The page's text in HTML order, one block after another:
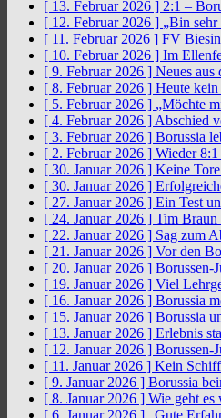
[ 13. Februar 2026 ] 2:1 –
[ 12. Februar 2026 ] „Bin
[ 11. Februar 2026 ] FV
[ 10. Februar 2026 ] Im
[ 9. Februar 2026 ] Neues aus
[ 8. Februar 2026 ] Heute kein
[ 5. Februar 2026 ] „Möchte
[ 4. Februar 2026 ] Abschied
[ 3. Februar 2026 ] Borussia
[ 2. Februar 2026 ] Wieder
[ 30. Januar 2026 ] Keine
[ 30. Januar 2026 ]
[ 27. Januar 2026 ] Ein Test
[ 24. Januar 2026 ] Tim Braun
[ 22. Januar 2026 ] Sag zum
[ 21. Januar 2026 ] Vor den
[ 20. Januar 2026 ] Borussen-
[ 19. Januar 2026 ] Viel
[ 16. Januar 2026 ] Borussia
[ 15. Januar 2026 ] Borussia
[ 13. Januar 2026 ] Erlebnis
[ 12. Januar 2026 ] Borussen-
[ 11. Januar 2026 ] Kein
[ 9. Januar 2026 ] Borussia
[ 8. Januar 2026 ] Wie geht es
[ 6. Januar 2026 ]
„Gute